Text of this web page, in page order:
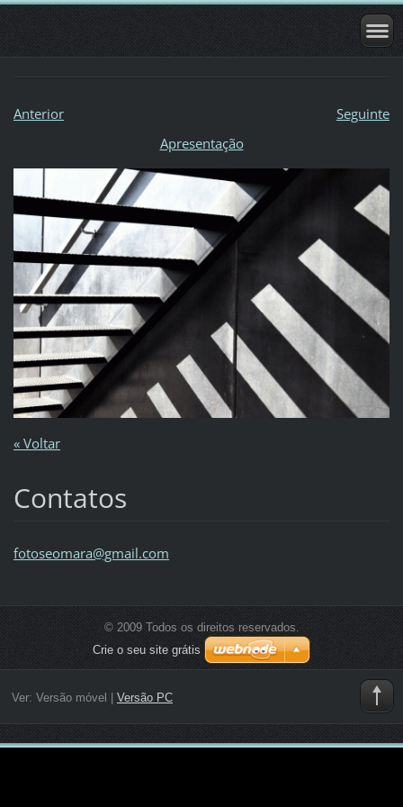
Anterior
Seguinte
Apresentação
« Voltar
Contatos
fotoseomara@gmail.com
© 2009 Todos os direitos reservados.
Crie o seu site grátis
Ver: Versão móvel Versão PC